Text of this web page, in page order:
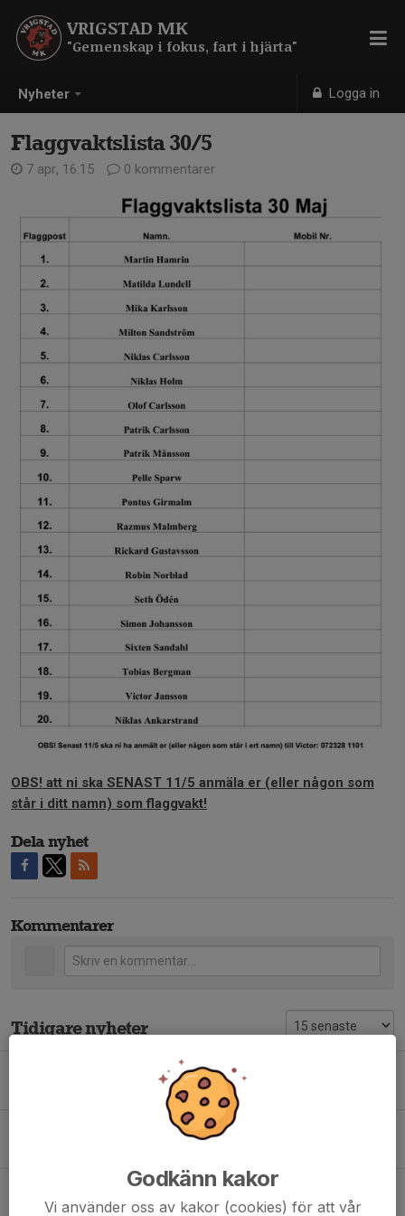
Nyheter Logga in
VRIGSTAD MK
"Gemenskap i fokus, fart i hjärta"
Flaggvaktslista 30/5
7 apr, 16:15 0 kommentarer
OBS! att ni ska SENAST 11/5 anmäla er (eller någon som
står i ditt namn) som flaggvakt!
Dela nyhet
Kommentarer
Tidigare nyheter
Banvärdslista V.28 - V.39
0
Ungdoms SM 85 cc, Svemo Cup 85cc Rookie, Girls
27 maj, 07:28 0
Godkänn kakor
Vi använder oss av kakor (cookies) för att vår